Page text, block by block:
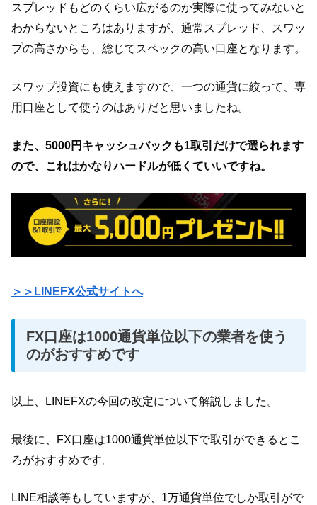
スプレッドもどのくらい広がるのか実際に使ってみないと
わからないところはありますが、通常スプレッド、スワッ
プの高さからも、総じてスペックの高い口座となります。
スワップ投資にも使えますので、一つの通貨に絞って、専
用口座として使うのはありだと思いましたね。
また、5000円キャッシュバックも1取引だけで選られます
ので、これはかなりハードルが低くていいですね。
＞＞LINEFX公式サイトへ
FX口座は1000通貨単位以下の業者を使う
のがおすすめです
以上、LINEFXの今回の改定について解説しました。
最後に、FX口座は1000通貨単位以下で取引ができるとこ
ろがおすすめです。
LINE相談等もしていますが、1万通貨単位でしか取引がで